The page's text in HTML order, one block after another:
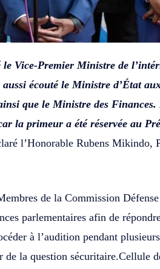
le Vice-Premier Ministre de
aussi écouté le Ministre d’État
que le Ministre des
la primeur a été réservée au
l’Honorable Rubens Mikindo,
de la Commission
parlementaires afin de
à l’audition pendant
de la question sécuritaire.Cellule